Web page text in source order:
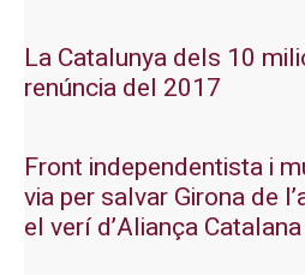
La Catalunya dels 10
renúncia del 2017
Front independentista i
via per salvar Girona de
el verí d’Aliança Catalana